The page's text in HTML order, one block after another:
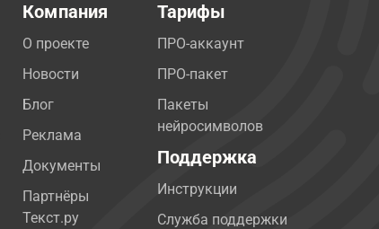
Компания
О проекте
Новости
Блог
Реклама
Документы
Партнёры
Текст.ру
Тарифы
ПРО-аккаунт
ПРО-пакет
Пакеты
нейросимволов
Поддержка
Инструкции
Служба поддержки